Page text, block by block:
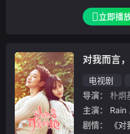
立即播
对我而言
电视剧
导演：
朴炯
主演：
Rain
剧情：